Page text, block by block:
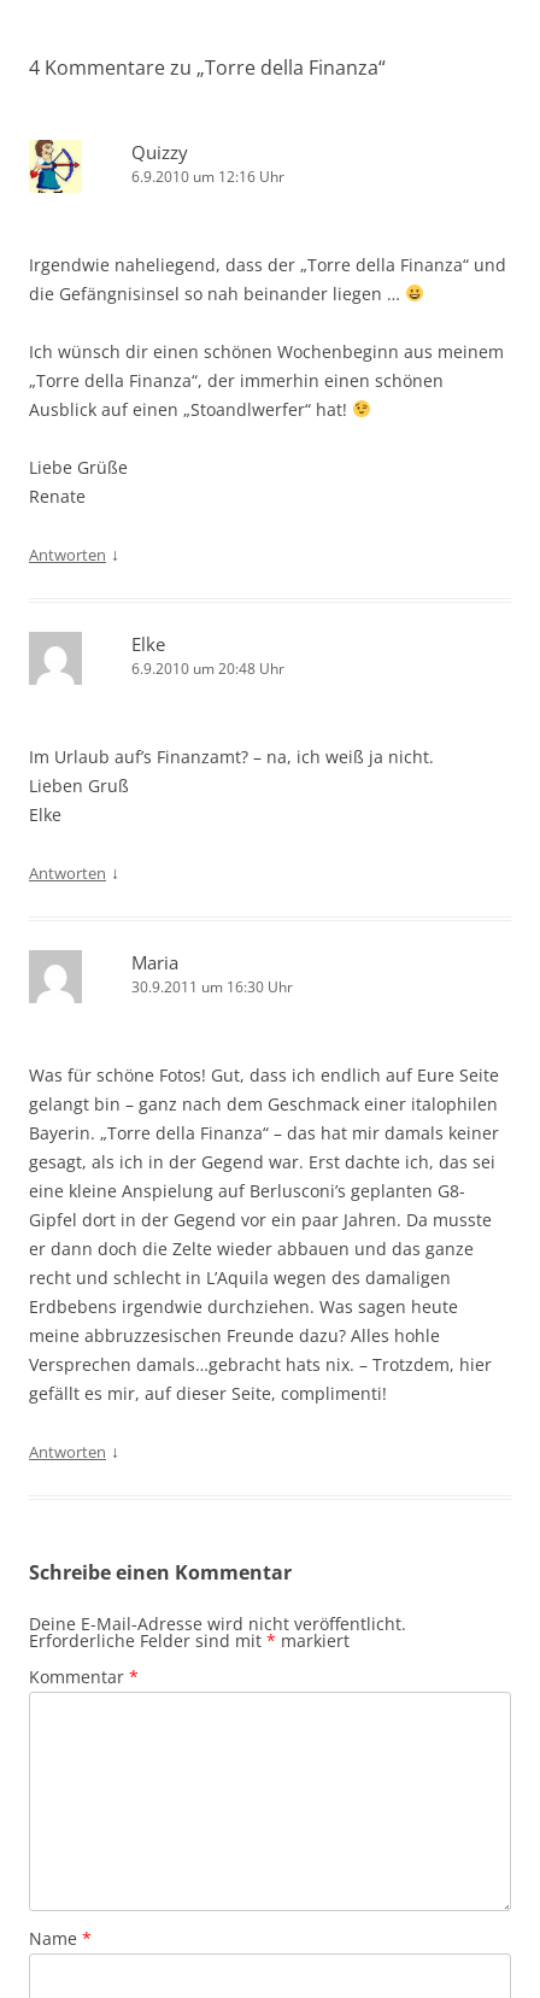
4 Kommentare zu „Torre della Finanza“
Quizzy
6.9.2010 um 12:16 Uhr
Irgendwie naheliegend, dass der „Torre della Finanza“ und
die Gefängnisinsel so nah beinander liegen …
Ich wünsch dir einen schönen Wochenbeginn aus meinem
„Torre della Finanza“, der immerhin einen schönen
Ausblick auf einen „Stoandlwerfer“ hat!
Liebe Grüße
Renate
Antworten ↓
Elke
6.9.2010 um 20:48 Uhr
Im Urlaub auf’s Finanzamt? – na, ich weiß ja nicht.
Lieben Gruß
Elke
Antworten ↓
Maria
30.9.2011 um 16:30 Uhr
Was für schöne Fotos! Gut, dass ich endlich auf Eure Seite
gelangt bin – ganz nach dem Geschmack einer italophilen
Bayerin. „Torre della Finanza“ – das hat mir damals keiner
gesagt, als ich in der Gegend war. Erst dachte ich, das sei
eine kleine Anspielung auf Berlusconi’s geplanten G8-
Gipfel dort in der Gegend vor ein paar Jahren. Da musste
er dann doch die Zelte wieder abbauen und das ganze
recht und schlecht in L’Aquila wegen des damaligen
Erdbebens irgendwie durchziehen. Was sagen heute
meine abbruzzesischen Freunde dazu? Alles hohle
Versprechen damals…gebracht hats nix. – Trotzdem, hier
gefällt es mir, auf dieser Seite, complimenti!
Antworten ↓
Schreibe einen Kommentar
Deine E-Mail-Adresse wird nicht veröffentlicht.
Erforderliche Felder sind mit * markiert
Kommentar *
Name *